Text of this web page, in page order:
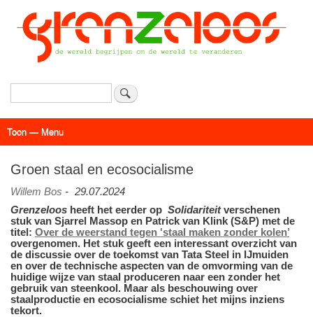
Overslaan
en
naar
de
Zoeken
Menu
Toon — Menu
Groen staal en ecosocialisme
Willem Bos - 29.07.2024
Grenzeloos heeft het eerder op Solidariteitverschenen
stuk van Sjarrel Massop en Patrick van Klink (S&P) met de
titel: Over de weerstand tegen 'staal maken zonder kolen’
overgenomen. Het stuk geeft een interessant overzicht van
de discussie over de toekomst van Tata Steel in IJmuiden
en over de technische aspecten van de omvorming van de
huidige wijze van staal produceren naar een zonder het
gebruik van steenkool. Maar als beschouwing over
staalproductie en ecosocialisme schiet het mijns inziens
tekort.